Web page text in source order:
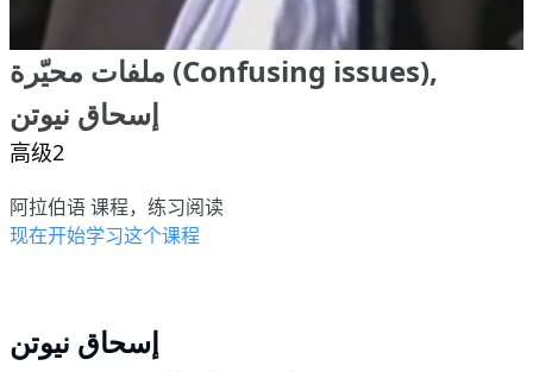
ملفات محيّرة (Confusing issues),
إسحاق نيوتن
高级2
阿拉伯语 课程，练习阅读
现在开始学习这个课程
إسحاق نيوتن